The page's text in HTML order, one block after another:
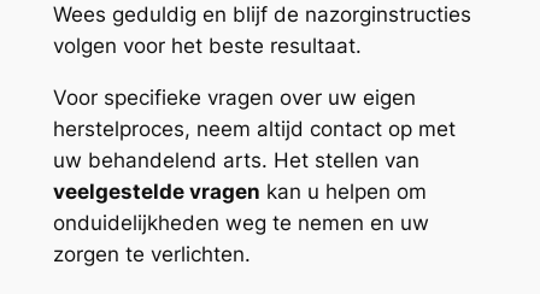
Wees geduldig en blijf de nazorginstructies
volgen voor het beste resultaat.
Voor specifieke vragen over uw eigen
herstelproces, neem altijd contact op met
uw behandelend arts. Het stellen van
veelgestelde vragen kan u helpen om
onduidelijkheden weg te nemen en uw
zorgen te verlichten.